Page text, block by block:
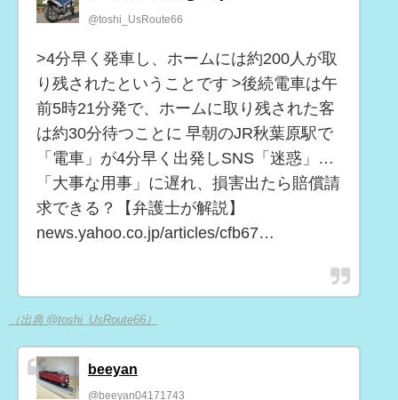
@toshi_UsRoute66
>4分早く発車し、ホームには約200人が取
り残されたということです >後続電車は午
前5時21分発で、ホームに取り残された客
は約30分待つことに 早朝のJR秋葉原駅で
「電車」が4分早く出発しSNS「迷惑」…
「大事な用事」に遅れ、損害出たら賠償請
求できる？【弁護士が解説】
news.yahoo.co.jp/articles/cfb67…
（出典 @toshi_UsRoute66）
beeyan
@beeyan04171743